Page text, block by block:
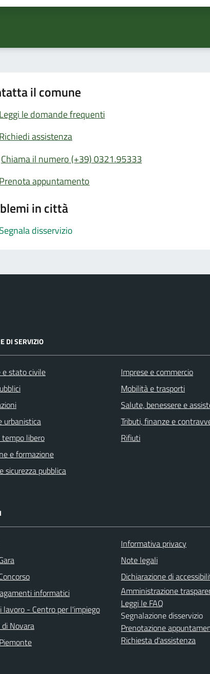
il comune
Leggi le domande frequenti
Richiedi assistenza
Chiama il numero (+39) 0321.95333
Prenota appuntamento
in città
Segnala disservizio
DI SERVIZIO
e stato civile
urbanistica
libero
e formazione
sicurezza pubblica
Imprese e commercio
Mobilità e trasporti
Salute, benessere e
Tributi, finanze e
Rifiuti
informatici
lavoro - Centro per l'impiego
Novara
Informativa privacy
Note legali
Dichiarazione di
Amministrazione
Leggi le FAQ
Segnalazione disservizio
Prenotazione
Richiesta d'assistenza